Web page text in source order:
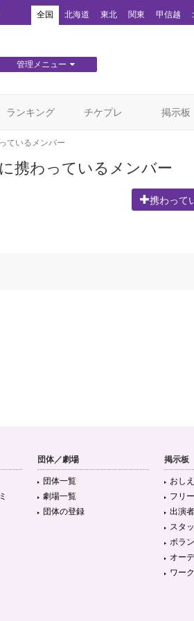
全国 北海道 東北 関東 甲信越
管理メニュー
ランキング チケプレ 掲示板
ているメンバー
携わっているメンバー
携わって
団体／劇場
団体一覧
劇場一覧
団体の登録
掲示板
おし
フリ
出演
スタ
ボラ
オー
ワー